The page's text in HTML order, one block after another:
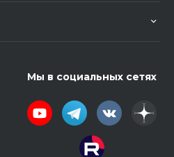
Мы в социальных сетях